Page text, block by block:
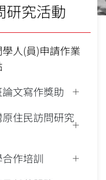
研究活動
人(員)申請作業
文寫作獎助
原住民訪問研究
作培訓